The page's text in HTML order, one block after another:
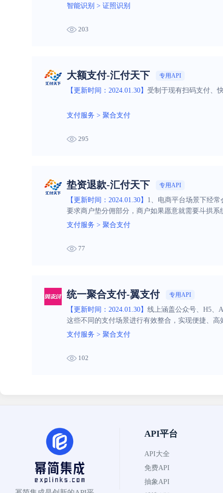
智能识别 > 证照识别
203
大额支付-汇付天下 专用API
【更新时间：2024.01.30】 受制于现有扫码支付、
支付服务 > 聚合支付
295
垫资退款-汇付天下 专用API
【更新时间：2024.01.30】 1、电商平台场景下经
要求商户垫分佣部分，商户如果愿意就需要⽃拱
况下无资金用于历史交易的退款，商户可指定充
支付服务 > 聚合支付
77
统一聚合支付-翼支付 专用API
【更新时间：2024.01.30】 线上涵盖公众号、H5、
这些不同的支付场景进行有效整合，实现便捷、
支付服务 > 聚合支付
102
API平台
API大全
免费API
抽象API